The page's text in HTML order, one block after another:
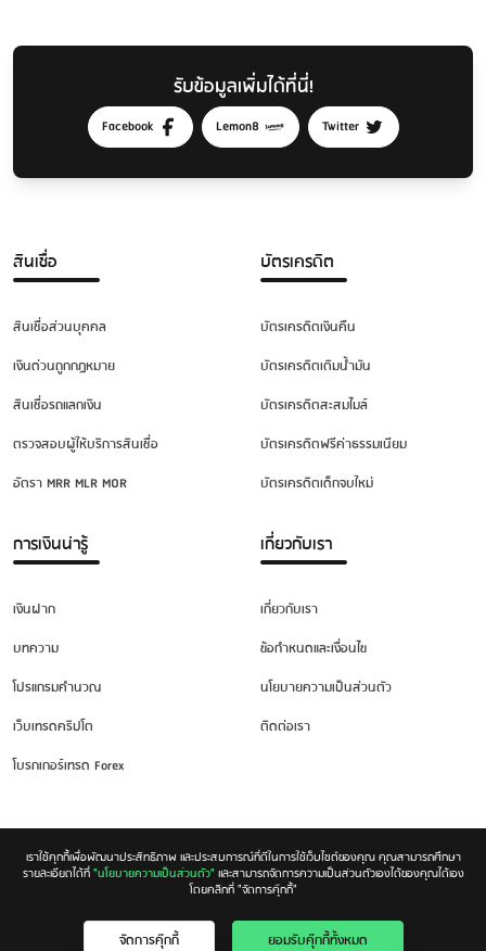
รับข้อมูลเพิ่มได้ที่นี่!
Facebook Lemon8 Twitter
สินเชื่อ
สินเชื่อส่วนบุคคล
เงินด่วนถูกกฎหมาย
สินเชื่อรถแลกเงิน
ตรวจสอบผู้ให้บริการสินเชื่อ
อัตรา MRR MLR MOR
บัตรเครดิต
บัตรเครดิตเงินคืน
บัตรเครดิตเติมน้ำมัน
บัตรเครดิตสะสมไมล์
บัตรเครดิตฟรีค่าธรรมเนียม
บัตรเครดิตเด็กจบใหม่
การเงินน่ารู้
เงินฝาก
บทความ
โปรแกรมคำนวณ
เว็บเทรดคริปโต
โบรกเกอร์เทรด Forex
เกี่ยวกับเรา
เกี่ยวกับเรา
ข้อกำหนดและเงื่อนไข
นโยบายความเป็นส่วนตัว
ติดต่อเรา
Copyright © 2026. All rights reserved.
เราใช้คุกกี้เพื่อพัฒนาประสิทธิภาพ และประสบการณ์ที่ดีในการใช้เว็บไซต์ของคุณ คุณสามารถศึกษา
รายละเอียดได้ที่"นโยบายความเป็นส่วนตัว" และสามารถจัดการความเป็นส่วนตัวเองได้ของคุณได้เอง
โดยคลิกที่ "จัดการคุ๊กกี้"
จัดการคุ๊กกี้ ยอมรับคุ๊กกี้ทั้งหมด